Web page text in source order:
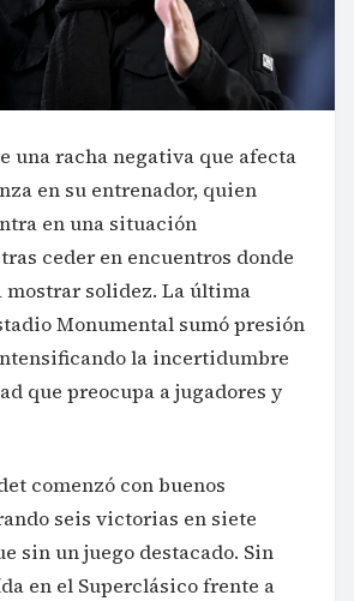
una racha negativa que afecta
en su entrenador, quien
en una situación
ceder en encuentros donde
mostrar solidez. La última
Monumental sumó presión
la incertidumbre
que preocupa a jugadores y
comenzó con buenos
seis victorias en siete
sin un juego destacado. Sin
en el Superclásico frente a